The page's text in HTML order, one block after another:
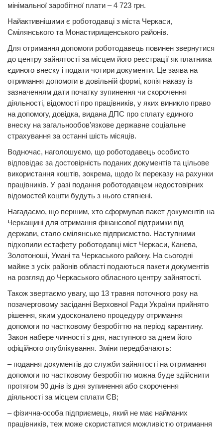
мінімальної заробітної плати – 4 723 грн.
Найактивнішими є роботодавці з міста Черкаси,
Смілянського та Монастирищенського районів.
Для отримання допомоги роботодавець повинен звернутися
до центру зайнятості за місцем його реєстрації як платника
єдиного внеску і подати чотири документи. Це заява на
отримання допомоги в довільній формі, копія наказу із
зазначенням дати початку зупинення чи скорочення
діяльності, відомості про працівників, у яких виникло право
на допомогу, довідка, видана ДПС про сплату єдиного
внеску на загальнообов’язкове державне соціальне
страхування за останні шість місяців.
Водночас, наголошуємо, що роботодавець особисто
відповідає за достовірність поданих документів та цільове
використання коштів, зокрема, щодо їх переказу на рахунки
працівників. У разі подання роботодавцем недостовірних
відомостей кошти будуть з нього стягнені.
Нагадаємо, що першим, хто сформував пакет документів на
Черкащині для отримання фінансової підтримки від
держави, стало смілянське підприємство. Наступними
підхопили естафету роботодавці міст Черкаси, Канева,
Золотоноші, Умані та Черкаського району. На сьогодні
майже з усіх районів області подаються пакети документів
на розгляд до Черкаського обласного центру зайнятості.
Також звертаємо увагу, що 13 травня поточного року на
позачерговому засіданні Верховної Ради України прийнято
рішення, яким удосконалено процедуру отримання
допомоги по частковому безробіттю на період карантину.
Закон набере чинності з дня, наступного за днем його
офіційного опублікування. Зміни передбачають:
– подання документів до служби зайнятості на отримання
допомоги по частковому безробіттю можна буде здійснити
протягом 90 днів із дня зупинення або скорочення
діяльності за місцем сплати ЄВ;
– фізична-особа підприємець, який не має найманих
працівників, теж може скористатися можливістю отримання